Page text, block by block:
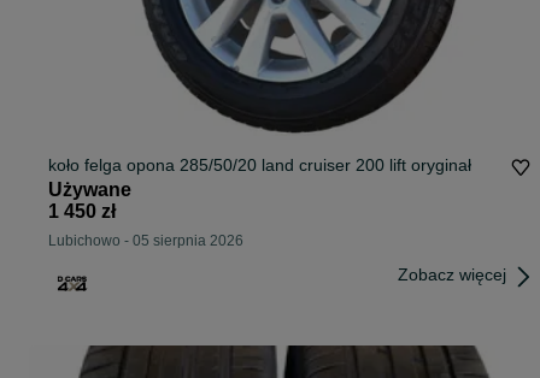
koło felga opona 285/50/20 land cruiser 200 lift oryginał
Używane
1 450 zł
Lubichowo - 05 sierpnia 2026
Zobacz więcej